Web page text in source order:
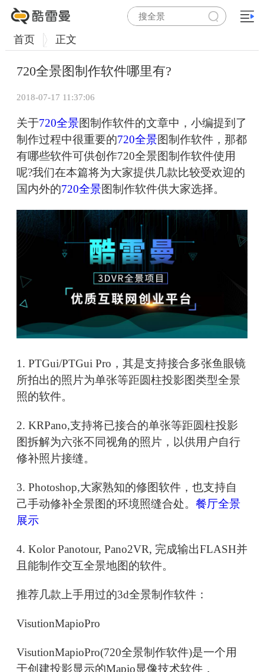
首页 正文
720全景图制作软件哪里有?
2018-07-17 11:37:06
关于720全景图制作软件的文章中，小编提到了
制作过程中很重要的720全景图制作软件，那都
有哪些软件可供创作720全景图制作软件使用
呢?我们在本篇将为大家提供几款比较受欢迎的
国内外的720全景图制作软件供大家选择。
1. PTGui/PTGui Pro，其是支持接合多张鱼眼镜
所拍出的照片为单张等距圆柱投影图类型全景
照的软件。
2. KRPano,支持将已接合的单张等距圆柱投影
图拆解为六张不同视角的照片，以供用户自行
修补照片接缝。
3. Photoshop,大家熟知的修图软件，也支持自
己手动修补全景图的环境照缝合处。 餐厅全景
展示
4. Kolor Panotour, Pano2VR, 完成输出FLASH并
且能制作交互全景地图的软件。
推荐几款上手用过的3d全景制作软件：
VisutionMapioPro
VisutionMapioPro(720全景制作软件)是一个用
于创建投影显示的Mapio显像技术软件，